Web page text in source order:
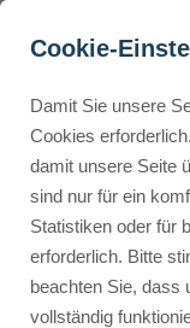
Buyer
Was
Preise,
(2025)
Werbehinweis: Links
Cookie-
Damit Sie unsere
Cookies
damit unsere Seite
sind nur für ein
Statistiken oder für
erforderlich. Bitte
beachten Sie, dass
vollständig